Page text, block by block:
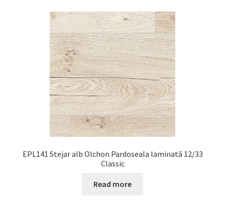
EPL141 Stejar alb Olchon Pardoseala laminată 12/33
Classic
Read more